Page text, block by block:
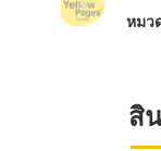
หมว
สิ